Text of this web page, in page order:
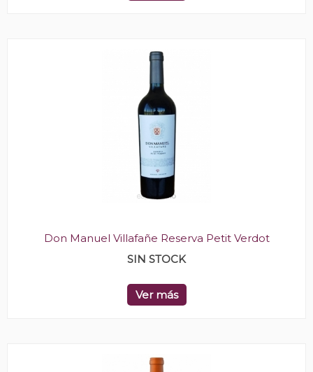
Don Manuel Villafañe Reserva Petit Verdot
SIN STOCK
Ver más